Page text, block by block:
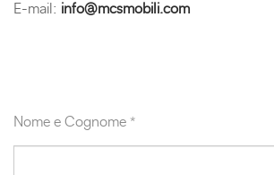
E-mail: info@mcsmobili.com
Nome e Cognome *